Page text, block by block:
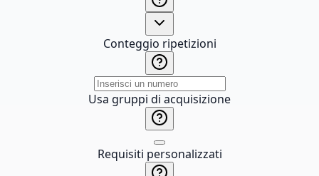
Conteggio ripetizioni
Usa gruppi di acquisizione
Requisiti personalizzati